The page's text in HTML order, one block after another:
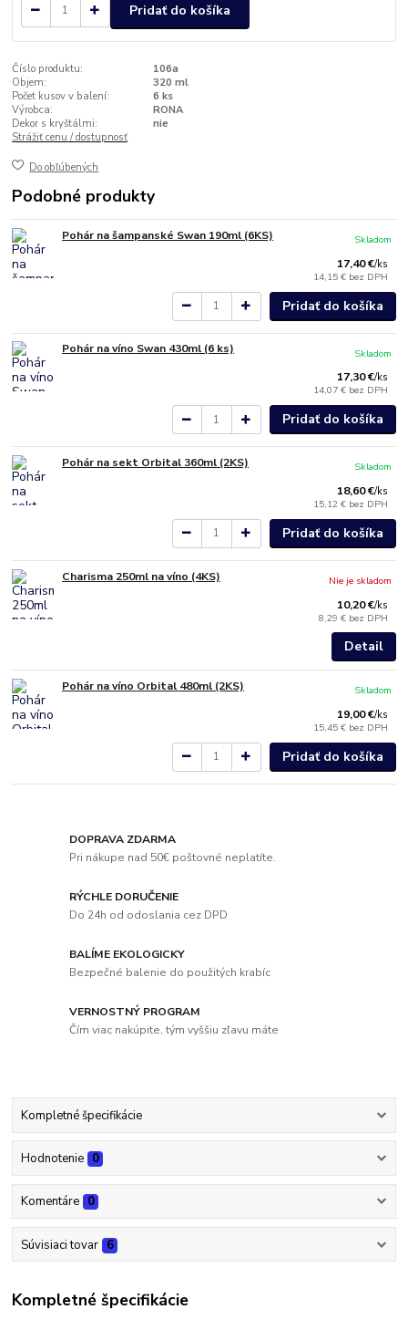
Pridať do košíka
Číslo produktu:
106a
Objem:
320 ml
Počet kusov v balení:
6 ks
Výrobca:
RONA
Dekor s kryštálmi:
nie
Strážiť cenu / dostupnosť
Do obľúbených
Podobné produkty
Pohár na šampanské Swan 190ml (6KS)
17,40 €/ks
14,15 € bez DPH
Skladom
Pridať do košíka
Pohár na víno Swan 430ml (6 ks)
17,30 €/ks
14,07 € bez DPH
Skladom
Pridať do košíka
Pohár na sekt Orbital 360ml (2KS)
18,60 €/ks
15,12 € bez DPH
Skladom
Pridať do košíka
Charisma 250ml na víno (4KS)
10,20 €/ks
8,29 € bez DPH
Nie je skladom
Detail
Pohár na víno Orbital 480ml (2KS)
19,00 €/ks
15,45 € bez DPH
Skladom
Pridať do košíka
DOPRAVA ZDARMA
Pri nákupe nad 50€ poštovné neplatíte.
RÝCHLE DORUČENIE
Do 24h od odoslania cez DPD
BALÍME EKOLOGICKY
Bezpečné balenie do použitých krabíc
VERNOSTNÝ PROGRAM
Čím viac nakúpite, tým vyššiu zľavu máte
Kompletné špecifikácie
Hodnotenie 0
Komentáre 0
Súvisiaci tovar 6
Kompletné špecifikácie